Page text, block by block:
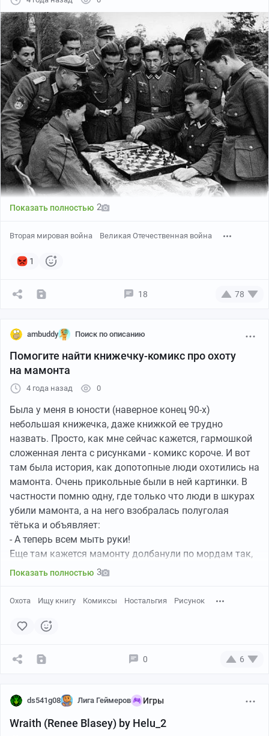
Показать полностью 2
Вторая мировая война Великая Отечественная война
1
18 78
ambuddy Поиск по описанию
Помогите найти книжечку-комикс про охоту
на мамонта
4 года назад 0
Была у меня в юности (наверное конец 90-х)
небольшая книжечка, даже книжкой ее трудно
назвать. Просто, как мне сейчас кажется, гармошкой
сложенная лента с рисунками - комикс короче. И вот
там была история, как допотопные люди охотились на
мамонта. Очень прикольные были в ней картинки. В
частности помню одну, где только что люди в шкурах
убили мамонта, а на него взобралась полуголая
тётька и объявляет:
- А теперь всем мыть руки!
Еще там кажется мамонту долбанули по мордам так,
что из хобота сопли брызнули. Но может путаю чего))
не из нее:
Показать полностью 3
Охота Ищу книгу Комиксы Ностальгия Рисунок
0 6
ds541g08 Лига Геймеров Игры
Wraith (Renee Blasey) by Helu_2